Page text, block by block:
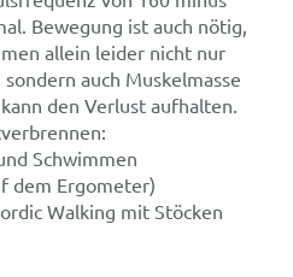
Bewegung ist auch nötig,
allein leider nicht nur
auch Muskelmasse
den Verlust aufhalten.
Schwimmen
dem Ergometer)
Walking mit Stöcken